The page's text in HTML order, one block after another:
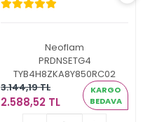
Neoflam
PRDNSETG4
TYB4H8ZKA8Y850RC02
3.144,19 TL
2.588,52 TL
KARGO
BEDAVA
2.588,52 TL